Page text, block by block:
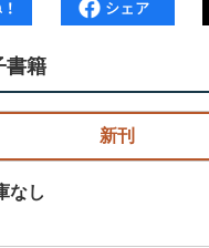
書籍
新刊
なし